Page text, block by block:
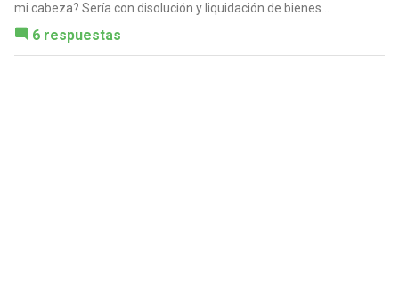
mi cabeza? Sería con disolución y liquidación de bienes...
6 respuestas